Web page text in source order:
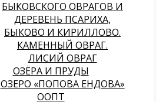
БЫКОВСКОГО ОВРАГОВ И
ДЕРЕВЕНЬ ПСАРИХА,
БЫКОВО И КИРИЛЛОВО.
КАМЕННЫЙ ОВРАГ.
ЛИСИЙ ОВРАГ
ОЗЁРА И ПРУДЫ
ОЗЕРО «ПОПОВА ЕНДОВА»
ООПТ